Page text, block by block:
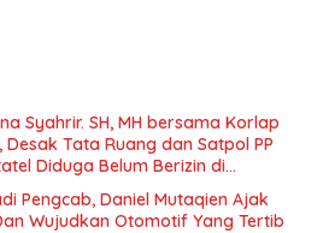
Syahrir. SH, MH bersama Korlap
Desak Tata Ruang dan Satpol PP
Diduga Belum Berizin di
Pengcab, Daniel Mutaqien Ajak
Wujudkan Otomotif Yang Tertib